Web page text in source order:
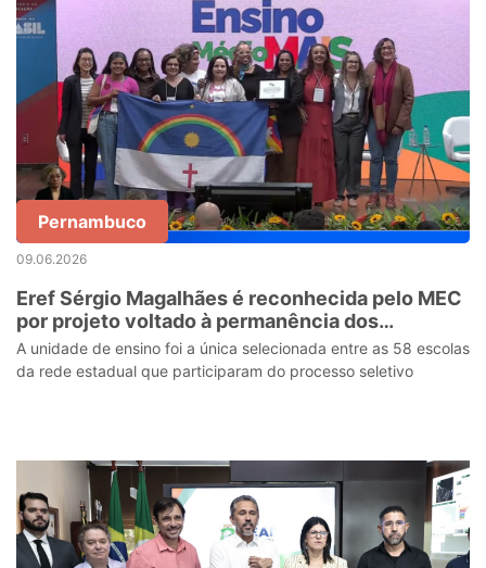
Pernambuco
09.06.2026
Eref Sérgio Magalhães é reconhecida pelo MEC
por projeto voltado à permanência dos
estudantes na escola
A unidade de ensino foi a única selecionada entre as 58 escolas
da rede estadual que participaram do processo seletivo